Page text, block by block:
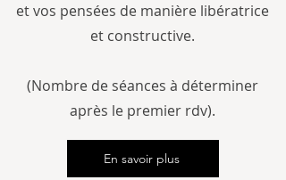
et vos pensées de manière libératrice
et constructive.
(Nombre de séances à déterminer
après le premier rdv).
En savoir plus